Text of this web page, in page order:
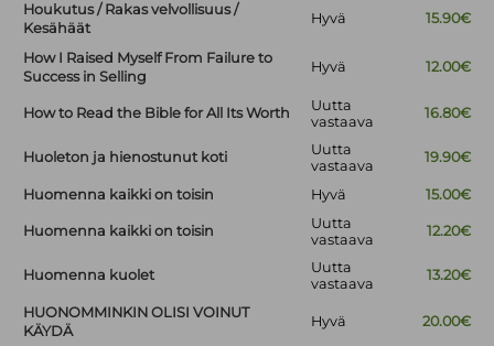
Houkutus / Rakas velvollisuus /
Kesähäät
Hyvä 15.90€
How I Raised Myself From Failure to
Success in Selling
Hyvä 12.00€
How to Read the Bible for All Its Worth
Uutta
vastaava
16.80€
Huoleton ja hienostunut koti
Uutta
vastaava
19.90€
Huomenna kaikki on toisin Hyvä 15.00€
Huomenna kaikki on toisin
Uutta
vastaava
12.20€
Huomenna kuolet
Uutta
vastaava
13.20€
HUONOMMINKIN OLISI VOINUT
KÄYDÄ
Hyvä 20.00€